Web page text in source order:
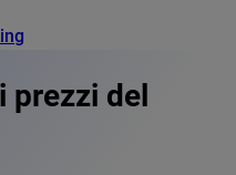
prezzi del